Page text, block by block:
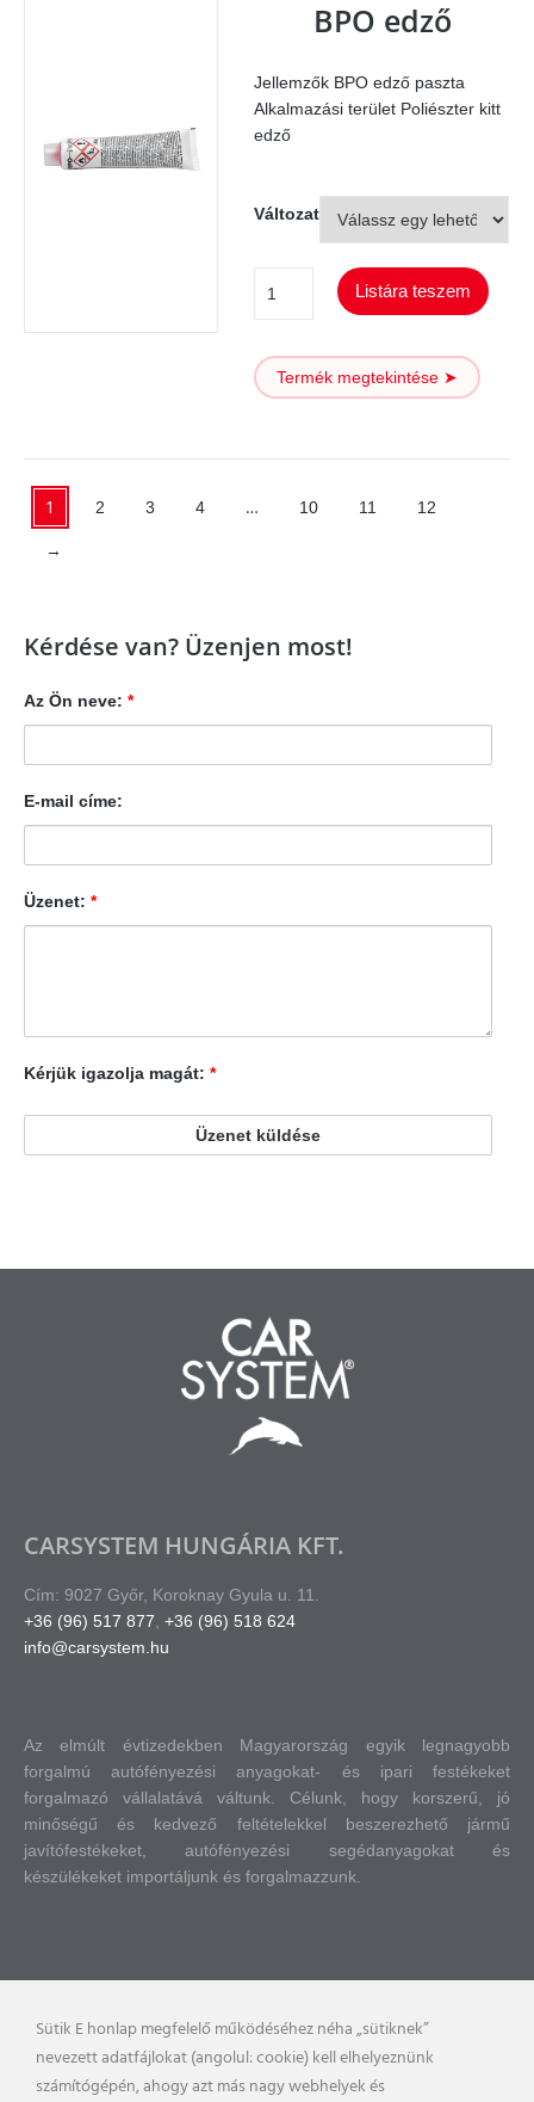
BPO edző
Jellemzők BPO edző paszta
Alkalmazási terület Poliészter kitt
edző
Változat
edző
mennyiség
Listára teszem
Termék megtekintése ➤
1 2 3 4 … 10 11 12
→
Kérdése van? Üzenjen most!
Az Ön neve: *
E-mail címe:
Üzenet: *
Kérjük igazolja magát: *
CARSYSTEM HUNGÁRIA KFT.
Cím: 9027 Győr, Koroknay Gyula u. 11.
+36 (96) 517 877 +36 (96) 518 624
info@carsystem.hu
Az elmúlt évtizedekben Magyarország egyik legnagyobb
forgalmú autófényezési anyagokat- és ipari festékeket
forgalmazó vállalatává váltunk. Célunk, hogy korszerű, jó
minőségű és kedvező feltételekkel beszerezhető jármű
javítófestékeket, autófényezési segédanyagokat és
készülékeket importáljunk és forgalmazzunk.
Sütik E honlap megfelelő működéséhez néha „sütiknek”
nevezett adatfájlokat (angolul: cookie) kell elhelyeznünk
számítógépén, ahogy azt más nagy webhelyek és